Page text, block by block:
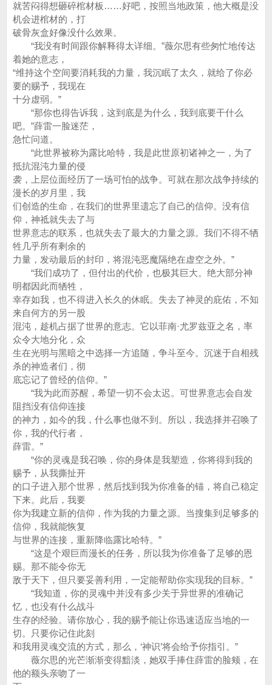
就苦闷得想砸碎棺材板……好吧，按照当地政策，他大概是没
机会进棺材的，打
破骨灰盒好像没什么效果。
“我没有时间跟你解释得太详细。”薇尔思有些匆忙地传达
着她的意志，
“维持这个空间要消耗我的力量，我沉眠了太久，就给了你必
要的赐予，我现在
十分虚弱。”
“那你也得告诉我，这到底是为什么，我到底要干什么
吧。”薛雷一脸迷茫，
急忙问道。
“此世界被称为露比哈特，我是此世原初诸神之一，为了
抵抗混沌力量的侵
袭，上层位面经历了一场可怕的战争。可就在那次战争持续的
漫长的岁月里，我
们创造的生命，在我们的世界里遗忘了自己的信仰。没有信
仰，神祗就失去了与
世界意志的联系，也就失去了最大的力量之源。我们不得不牺
牲几乎所有剩余的
力量，发动最后的封印，将混沌恶魔隔绝在虚空之外。”
“我们成功了，但付出的代价，也极其巨大。绝大部分神
明都因此而牺牲，
幸存如我，也不得进入长久的休眠。失去了神灵的庇佑，不知
来自何方的另一股
混沌，趁机占据了世界的意志。它以菲南·尤罗兹亚之名，率
众令大地分化，众
生在光明与黑暗之中选择一方追随，争斗至今。沉迷于自相残
杀的神造者们，彻
底忘记了曾经的信仰。”
“我为此而苏醒，希望一切不会太迟。可世界意志会自发
阻挡没有信仰连接
的神力，如今的我，什么事也做不到。所以，我选择并召唤了
你，我的代行者，
薛雷。”
“你的灵魂是我召唤，你的身体是我塑造，你将得到我的
赐予，从我撕扯开
的口子进入那个世界，然后找到我为你准备的锚，将自己稳定
下来。此后，我要
你为我建立新的信仰，作为我的力量之源。当搜集到足够多的
信仰，我就能恢复
与世界的连接，重新降临露比哈特。”
“这是个艰巨而漫长的任务，所以我为你准备了足够的恩
赐。那不能令你无
敌于天下，但只要妥善利用，一定能帮助你实现我的目标。”
“我知道，你的灵魂中并没有多少关于异世界的准确记
忆，也没有什么战斗
生存的经验。请你放心，我的赐予能让你迅速适应当地的一
切。只要你记住此刻
和我用灵魂交流的方式，那么，‘神识’将会给予你指引。”
薇尔思的光芒渐渐变得黯淡，她双手捧住薛雷的脸颊，在
他的额头亲吻了一